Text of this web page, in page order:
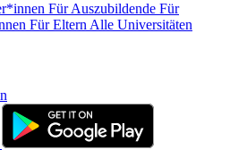
Für Auszubildende Für
Für Eltern Alle Universitäten